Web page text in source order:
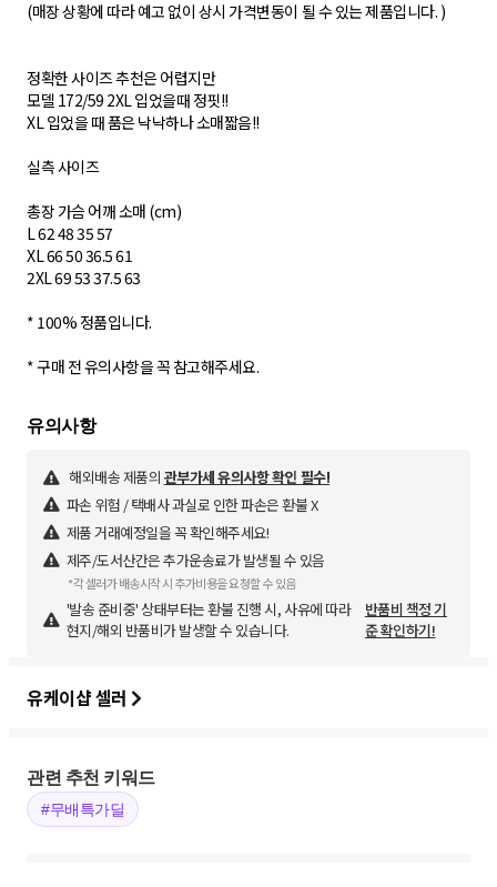
(매장 상황에 따라 예고 없이 상시 가격변동이 될 수 있는 제품입니다. )
정확한 사이즈 추천은 어렵지만
모델 172/59 2XL 입었을때 정핏!!
XL 입었을 때 품은 낙낙하나 소매짧음!!
실측 사이즈
총장 가슴 어깨 소매 (cm)
L 62 48 35 57
XL 66 50 36.5 61
2XL 69 53 37.5 63
* 100% 정품입니다.
* 구매 전 유의사항을 꼭 참고해주세요.
유의사항
해외배송 제품의 관부가세 유의사항 확인 필수!
파손 위험 / 택배사 과실로 인한 파손은 환불 X
제품 거래예정일을 꼭 확인해주세요!
제주/도서산간은 추가운송료가 발생될 수 있음
*각 셀러가 배송시작 시 추가비용을 요청할 수 있음
'발송 준비중' 상태부터는 환불 진행 시, 사유에 따라
현지/해외 반품비가 발생할 수 있습니다.
반품비 책정 기
준 확인하기!
유케이샵 셀러
관련 추천 키워드
#무배특가딜